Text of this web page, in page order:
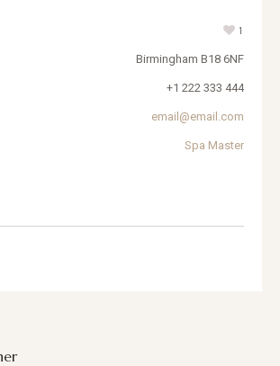
1
Birmingham B18 6NF
+1 222 333 444
email@email.com
Spa Master